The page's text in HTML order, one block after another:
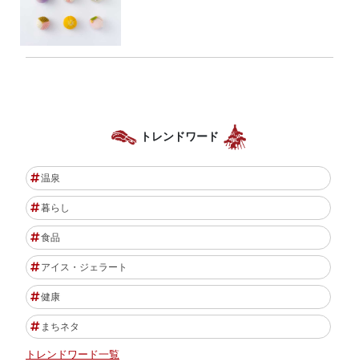
トレンドワード
温泉
暮らし
食品
アイス・ジェラート
健康
まちネタ
トレンドワード一覧